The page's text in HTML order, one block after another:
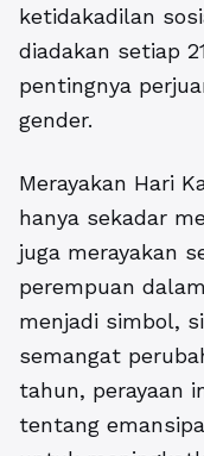
ketidakadilan
diadakan setiap
pentingnya
gender.
Merayakan Hari
hanya sekadar
juga merayakan
perempuan
menjadi simbol,
semangat
tahun, perayaan
tentang